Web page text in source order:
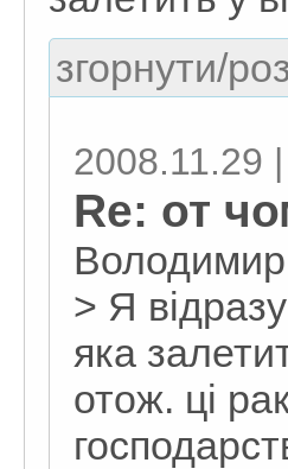
згорнути/
2008.11.29 |
Re: от
> Я
яка
отож. ці